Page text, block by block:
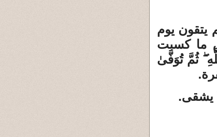
يتقون يوم
ما كسبت
ثُمَّ تُوَفَّىٰ
يشقى.